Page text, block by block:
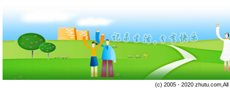
(c) 2005 - 2020